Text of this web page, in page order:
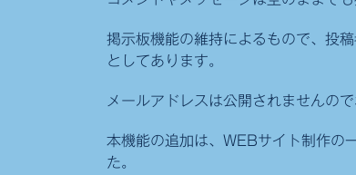
掲示板機能の維持によるもので、投
としてあります。
メールアドレスは公開されませんの
本機能の追加は、WEBサイト制作の
た。